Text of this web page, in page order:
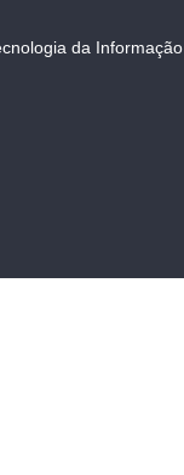
da Informação